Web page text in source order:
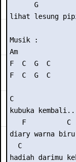
G
lihat lesung
Musik :
Am
F  C  G  C
F  C  G  C
C
kubuka kembali..
   F          C
diary warna
C
hadiah darimu